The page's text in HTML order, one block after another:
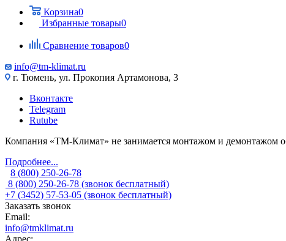
Корзина0
Избранные товары0
Сравнение товаров0
info@tm-klimat.ru
г. Тюмень, ул. Прокопия Артамонова, 3
Вконтакте
Telegram
Rutube
Компания «ТМ-Климат» не занимается монтажом и демонтажом
Подробнее...
8 (800) 250-26-78
8 (800) 250-26-78 (звонок бесплатный)
+7 (3452) 57-53-05 (звонок бесплатный)
Заказать звонок
Email:
info@tmklimat.ru
Адрес: